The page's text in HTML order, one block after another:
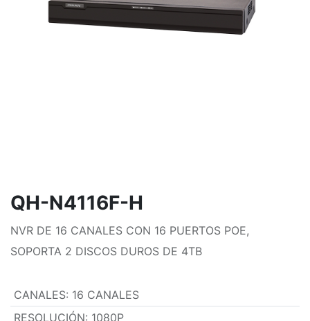
QH-N4116F-H
NVR DE 16 CANALES CON 16 PUERTOS POE,
SOPORTA 2 DISCOS DUROS DE 4TB
CANALES: 16 CANALES
RESOLUCIÓN: 1080P